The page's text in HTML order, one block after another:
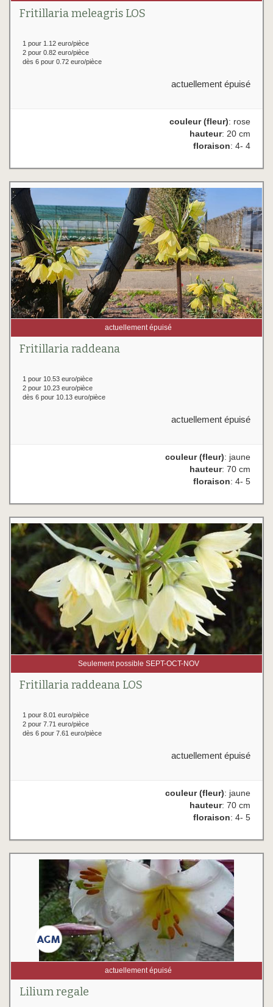
Fritillaria meleagris LOS
1 pour 1.12 euro/pièce
2 pour 0.82 euro/pièce
dès 6 pour 0.72 euro/pièce
actuellement épuisé
couleur (fleur): rose
hauteur: 20 cm
floraison: 4- 4
actuellement épuisé
Fritillaria raddeana
1 pour 10.53 euro/pièce
2 pour 10.23 euro/pièce
dès 6 pour 10.13 euro/pièce
actuellement épuisé
couleur (fleur): jaune
hauteur: 70 cm
floraison: 4- 5
Seulement possible SEPT-OCT-NOV
Fritillaria raddeana LOS
1 pour 8.01 euro/pièce
2 pour 7.71 euro/pièce
dès 6 pour 7.61 euro/pièce
actuellement épuisé
couleur (fleur): jaune
hauteur: 70 cm
floraison: 4- 5
actuellement épuisé
Lilium regale